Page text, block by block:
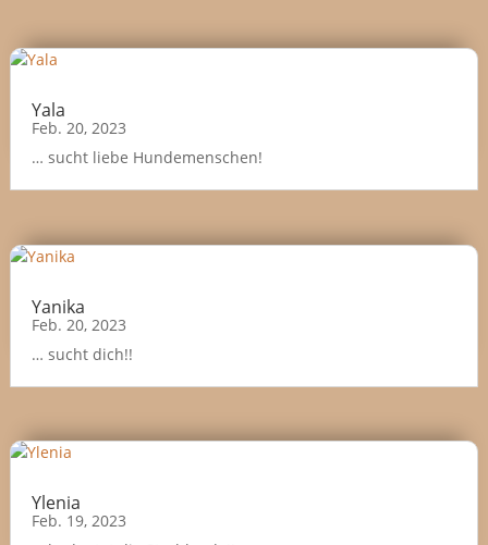
Yala
Feb. 20, 2023
… sucht liebe Hundemenschen!
Yanika
Feb. 20, 2023
… sucht dich!!
Ylenia
Feb. 19, 2023